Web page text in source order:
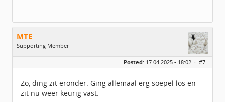
MTE
Supporting Member
Geslacht:
Leeftijd:
55
Geregistreerd:02 / 2021
Posted: 17.04.2025 - 18:02 · #7
Zo, ding zit eronder. Ging allemaal erg soepel los en
zit nu weer keurig vast.